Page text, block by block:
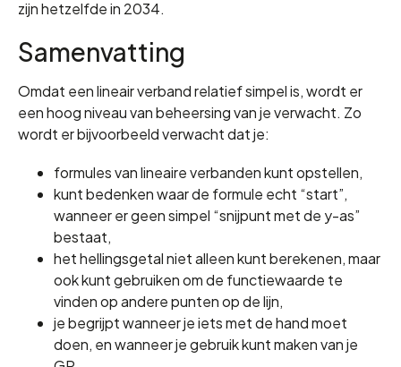
zijn hetzelfde in 2034.
Samenvatting
Omdat een lineair verband relatief simpel is, wordt er
een hoog niveau van beheersing van je verwacht. Zo
wordt er bijvoorbeeld verwacht dat je:
formules van lineaire verbanden kunt opstellen,
kunt bedenken waar de formule echt “start”,
wanneer er geen simpel “snijpunt met de y-as”
bestaat,
het hellingsgetal niet alleen kunt berekenen, maar
ook kunt gebruiken om de functiewaarde te
vinden op andere punten op de lijn,
je begrijpt wanneer je iets met de hand moet
doen, en wanneer je gebruik kunt maken van je